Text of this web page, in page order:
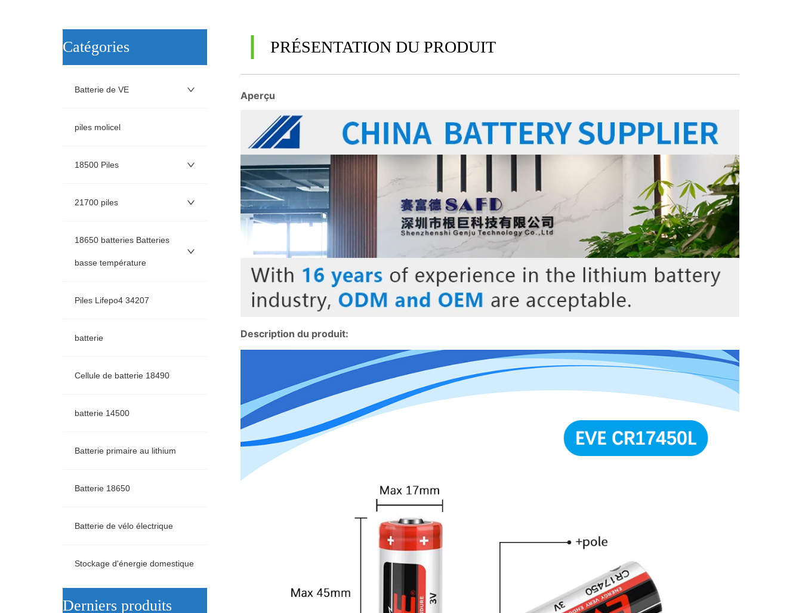
ㅤCatégories
Batterie de VE
piles molicel
18500 Piles
21700 piles
18650 batteries Batteries
basse température
Piles Lifepo4 34207
batterie
Cellule de batterie 18490
batterie 14500
Batterie primaire au lithium
Batterie 18650
Batterie de vélo électrique
Stockage d'énergie domestique
ㅤDerniers produits
PRÉSENTATION DU PRODUIT